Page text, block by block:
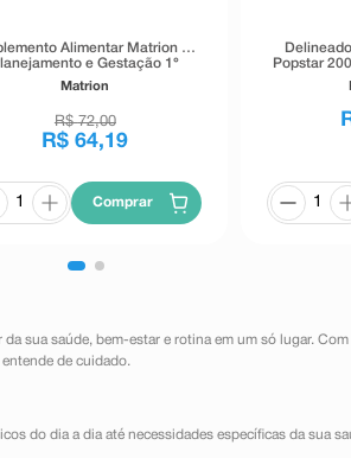
Alimentar Matrion D
e Gestação 1°
Trimestre 30 Comprimidos
Revestidos
Matrion
R$ 72,00
R$ 64,19
Comprar
Popstar
sua saúde, bem-estar e rotina em um só lugar.
de cuidado.
do dia a dia até necessidades específicas da sua